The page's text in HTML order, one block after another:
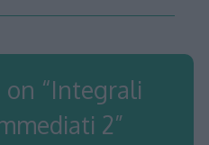
“Integrali
2”